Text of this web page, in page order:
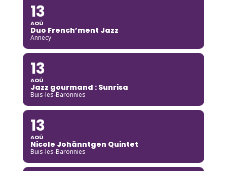
13
AOÛ
Duo French’ment Jazz
Annecy
13
AOÛ
Jazz gourmand : Sunrisa
Buis-les-Baronnies
13
AOÛ
Nicole Johänntgen Quintet
Buis-les-Baronnies